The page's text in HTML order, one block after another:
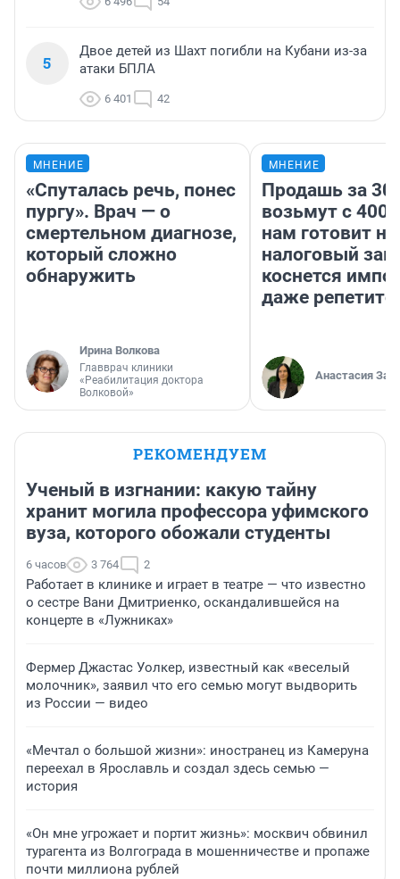
5
Двое детей из Шахт погибли на Кубани из-за
атаки БПЛА
6 401 42
МНЕНИЕ
«Спуталась речь, понес
пургу». Врач — о
смертельном диагнозе,
который сложно
обнаружить
Ирина Волкова
Главврач клиники
«Реабилитация доктора
Волковой»
МНЕНИЕ
Продашь за
возьмут с
нам готовит
налоговый
коснется
даже
Анастасия
РЕКОМЕНДУЕМ
Ученый в изгнании: какую тайну
хранит могила профессора уфимского
вуза, которого обожали студенты
6 часов 3 764 2
Работает в клинике и играет в театре — что известно
о сестре Вани Дмитриенко, оскандалившейся на
концерте в «Лужниках»
Фермер Джастас Уолкер, известный как «веселый
молочник», заявил что его семью могут выдворить
из России — видео
«Мечтал о большой жизни»: иностранец из Камеруна
переехал в Ярославль и создал здесь семью —
история
«Он мне угрожает и портит жизнь»: москвич обвинил
турагента из Волгограда в мошенничестве и пропаже
почти миллиона рублей